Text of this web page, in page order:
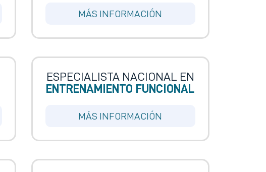
MÁS INFORMACIÓN
ESPECIALISTA NACIONAL EN
ENTRENAMIENTO FUNCIONAL
MÁS INFORMACIÓN